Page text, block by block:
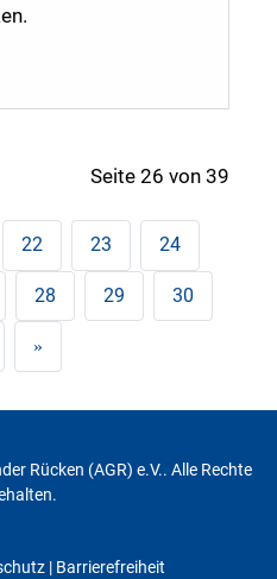
Seite 26 von 39
22 23 24
28 29 30
Rücken (AGR) e.V.. Alle Rechte
| Barrierefreiheit